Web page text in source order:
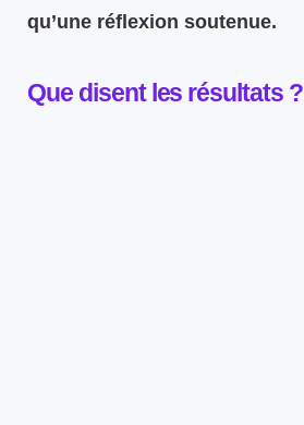
qu’une réflexion soutenue.
Que disent les résultats ?